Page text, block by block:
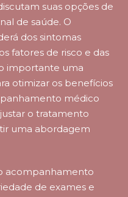
suas opções de
de saúde. O
dos sintomas
fatores de risco e das
importante uma
otimizar os benefícios
médico
o tratamento
uma abordagem
acompanhamento
de exames e